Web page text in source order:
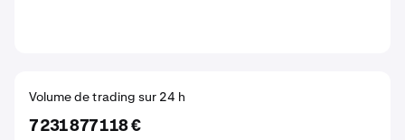
Volume de trading sur 24 h
7 231 877 118 €